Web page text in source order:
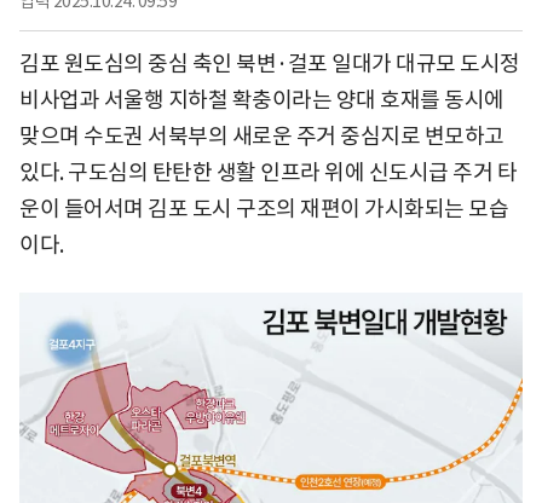
김포 원도심의 중심 축인 북변·걸포 일대가 대규모 도시정
비사업과 서울행 지하철 확충이라는 양대 호재를 동시에
맞으며 수도권 서북부의 새로운 주거 중심지로 변모하고
있다. 구도심의 탄탄한 생활 인프라 위에 신도시급 주거 타
운이 들어서며 김포 도시 구조의 재편이 가시화되는 모습
이다.